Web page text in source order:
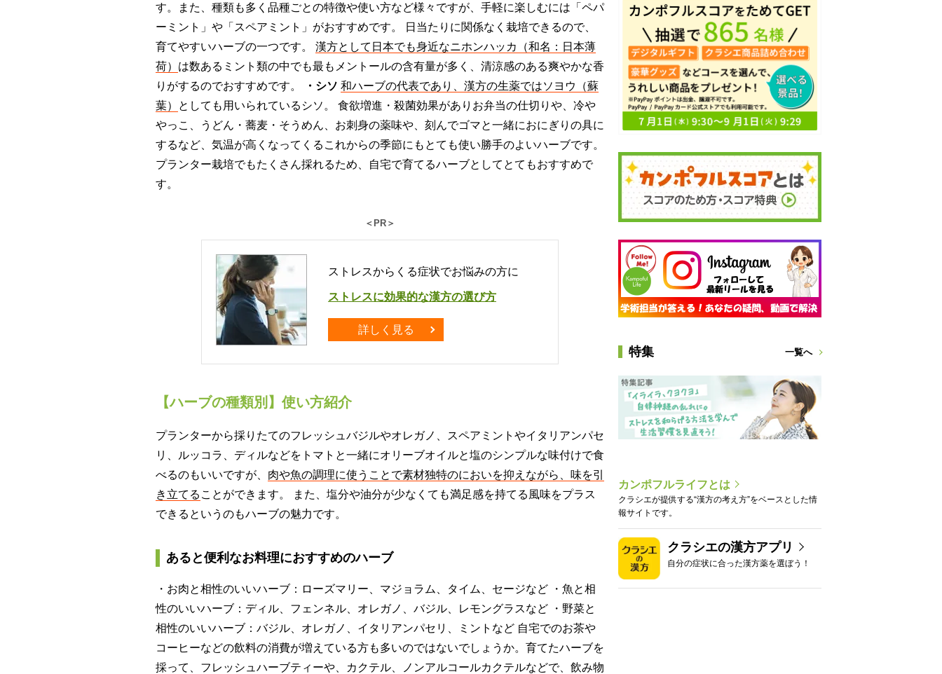
す。また、種類も多く品種ごとの特徴や使い方など様々ですが、手軽に楽しむには「ペパ
ーミント」や「スペアミント」がおすすめです。 日当たりに関係なく栽培できるので、
育てやすいハーブの一つです。 漢方として日本でも身近なニホンハッカ（和名：日本薄
荷） は数あるミント類の中でも最もメントールの含有量が多く、清涼感のある爽やかな香
りがするのでおすすめです。
・シソ 和ハーブの代表であり、漢方の生薬ではソヨウ（蘇
葉）
としても用いられているシソ。 食欲増進・殺菌効果がありお弁当の仕切りや、冷や
やっこ、うどん・蕎麦・そうめん、お刺身の薬味や、刻んでゴマと一緒におにぎりの具に
するなど、気温が高くなってくるこれからの季節にもとても使い勝手のよいハーブです。
プランター栽培でもたくさん採れるため、自宅で育てるハーブとしてとてもおすすめで
す。
＜PR＞
ストレスからくる症状でお悩みの方に
ストレスに効果的な漢方の選び方
詳しく見る
【ハーブの種類別】使い方紹介
プランターから採りたてのフレッシュバジルやオレガノ、スペアミントやイタリアンパセ
リ、ルッコラ、ディルなどをトマトと一緒にオリーブオイルと塩のシンプルな味付けで食
べるのもいいですが、 肉や魚の調理に使うことで素材独特のにおいを抑えながら、味を引
き立てる ことができます。 また、塩分や油分が少なくても満足感を持てる風味をプラス
できるというのもハーブの魅力です。
あると便利なお料理におすすめのハーブ
・お肉と相性のいいハーブ：ローズマリー、マジョラム、タイム、セージなど ・魚と相
性のいいハーブ：ディル、フェンネル、オレガノ、バジル、レモングラスなど ・野菜と
相性のいいハーブ：バジル、オレガノ、イタリアンパセリ、ミントなど 自宅でのお茶や
コーヒーなどの飲料の消費が増えている方も多いのではないでしょうか。育てたハーブを
採って、フレッシュハーブティーや、カクテル、ノンアルコールカクテルなどで、飲み物
特集 一覧へ
カンポフルライフとは
クラシエが提供する“漢方の考え方”をベースとした情
報サイトです。
クラシエの漢方アプリ
自分の症状に合った漢方薬を選ぼう！